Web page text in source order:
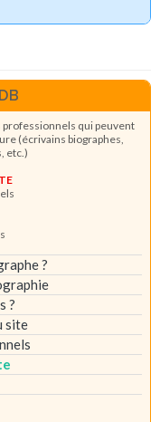
qui peuvent
(écrivains biographes,
etc.)
?
?
site